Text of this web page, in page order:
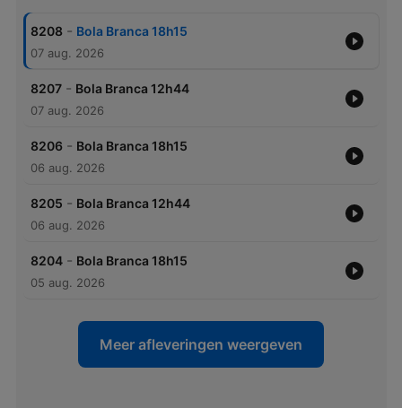
8208 - Bola Branca 18h15
07 aug. 2026
8207 - Bola Branca 12h44
07 aug. 2026
8206 - Bola Branca 18h15
06 aug. 2026
8205 - Bola Branca 12h44
06 aug. 2026
8204 - Bola Branca 18h15
05 aug. 2026
Meer afleveringen weergeven